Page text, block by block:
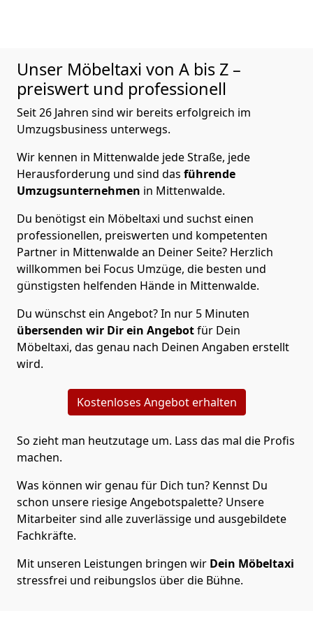
Unser Möbeltaxi von A bis Z –
preiswert und professionell
Seit 26 Jahren sind wir bereits erfolgreich im
Umzugsbusiness unterwegs.
Wir kennen in Mittenwalde jede Straße, jede
Herausforderung und sind das führende
Umzugsunternehmen in Mittenwalde.
Du benötigst ein Möbeltaxi und suchst einen
professionellen, preiswerten und kompetenten
Partner in Mittenwalde an Deiner Seite? Herzlich
willkommen bei Focus Umzüge, die besten und
günstigsten helfenden Hände in Mittenwalde.
Du wünschst ein Angebot? In nur 5 Minuten
übersenden wir Dir ein Angebotfür Dein
Möbeltaxi, das genau nach Deinen Angaben erstellt
wird.
Kostenloses Angebot erhalten
So zieht man heutzutage um. Lass das mal die Profis
machen.
Was können wir genau für Dich tun? Kennst Du
schon unsere riesige Angebotspalette? Unsere
Mitarbeiter sind alle zuverlässige und ausgebildete
Fachkräfte.
Mit unseren Leistungen bringen wir Dein Möbeltaxi
stressfrei und reibungslos über die Bühne.